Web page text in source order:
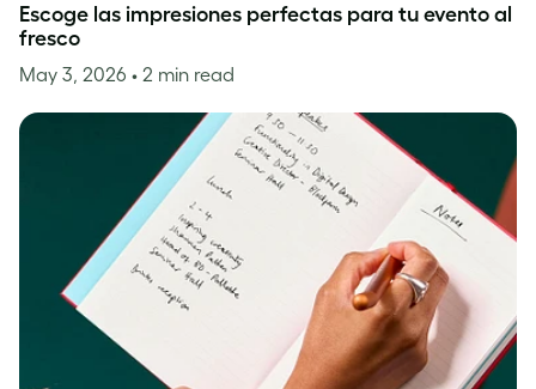
Escoge las impresiones perfectas para tu evento al
fresco
May 3, 2026 • 2 min read